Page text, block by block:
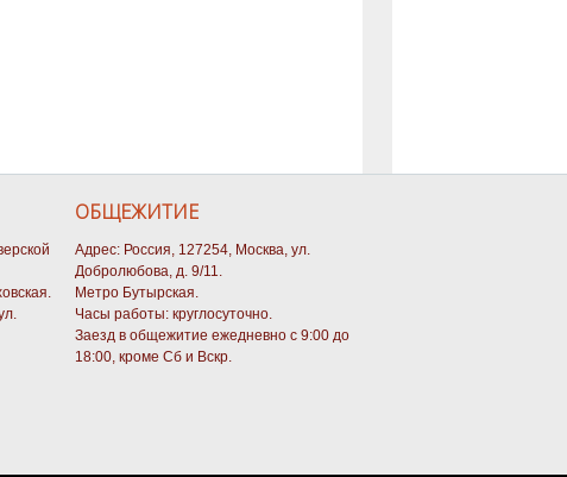
ОБЩЕЖИТИЕ
Адрес: Россия, 127254, Москва, ул.
Добролюбова, д. 9/11.
Метро Бутырская.
Часы работы: круглосуточно.
Заезд в общежитие ежедневно с 9:00 до
18:00, кроме Сб и Вскр.